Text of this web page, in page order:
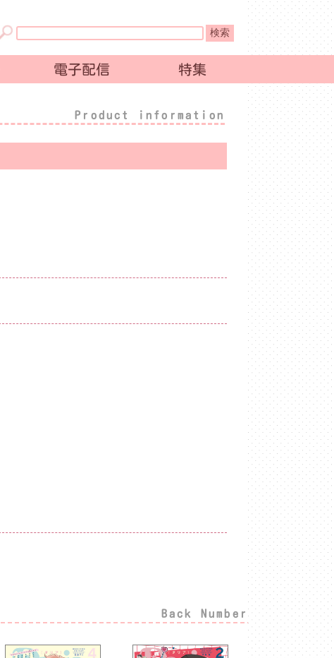
電子配信 特集
Product information
Back Number